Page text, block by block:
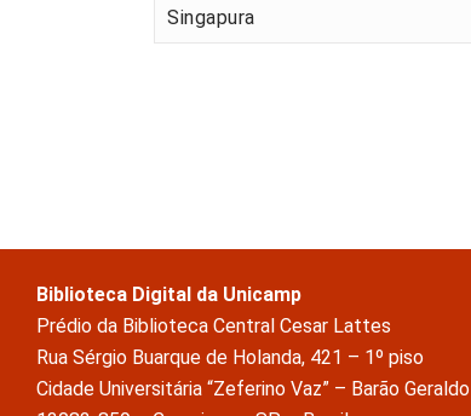
Singapura
Biblioteca Digital da Unicamp
Prédio da Biblioteca Central Cesar Lattes
Rua Sérgio Buarque de Holanda, 421 – 1º piso
Cidade Universitária “Zeferino Vaz” – Barão Geraldo